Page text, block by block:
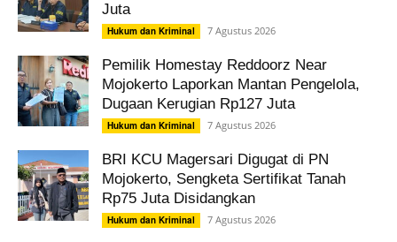
Juta
Hukum dan Kriminal 7 Agustus 2026
Pemilik Homestay Reddoorz Near
Mojokerto Laporkan Mantan Pengelola,
Dugaan Kerugian Rp127 Juta
Hukum dan Kriminal 7 Agustus 2026
BRI KCU Magersari Digugat di PN
Mojokerto, Sengketa Sertifikat Tanah
Rp75 Juta Disidangkan
Hukum dan Kriminal 7 Agustus 2026